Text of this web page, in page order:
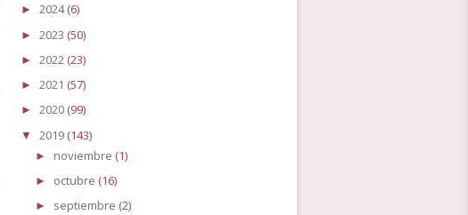
► 2024(6)
► 2023 (50)
► 2022 (23)
► 2021 (57)
► 2020 (99)
▼ 2019 (143)
► noviembre (1)
► octubre (16)
► septiembre (2)